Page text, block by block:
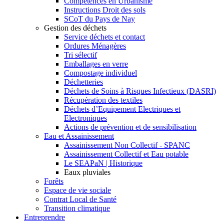
Instructions Droit des sols
SCoT du Pays de Nay
Gestion des déchets
Service déchets et contact
Ordures Ménagères
Tri sélectif
Emballages en verre
Compostage individuel
Déchetteries
Déchets de Soins à Risques Infectieux (DASRI)
Récupération des textiles
Déchets d’Equipement Electriques et
Electroniques
Actions de prévention et de sensibilisation
Eau et Assainissement
Assainissement Non Collectif - SPANC
Assainissement Collectif et Eau potable
Le SEAPaN | Historique
Eaux pluviales
Forêts
Espace de vie sociale
Contrat Local de Santé
Transition climatique
Entreprendre